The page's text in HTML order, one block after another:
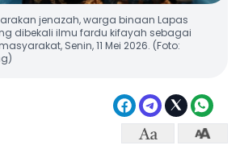
jenazah, warga binaan Lapas
dibekali ilmu fardu kifayah sebagai
Senin, 11 Mei 2026. (Foto: